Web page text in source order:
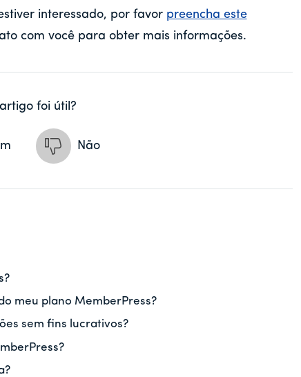
interessado, por favor preencha este
com você para obter mais informações.
foi útil?
Não
meu plano MemberPress?
sem fins lucrativos?